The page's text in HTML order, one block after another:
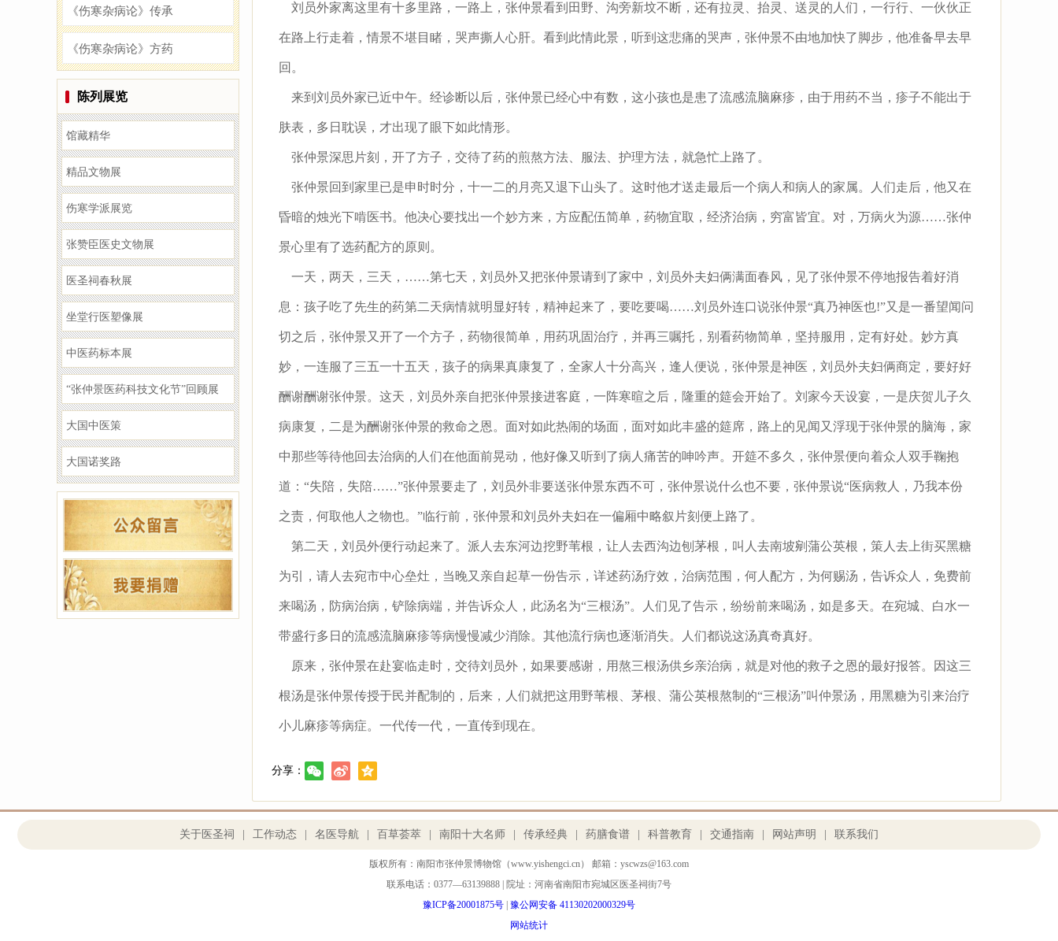
《伤寒杂病论》传承
《伤寒杂病论》方药
陈列展览
馆藏精华
精品文物展
伤寒学派展览
张赞臣医史文物展
医圣祠春秋展
坐堂行医塑像展
中医药标本展
“张仲景医药科技文化节”回顾展
大国中医策
大国诺奖路
刘员外家离这里有十多里路，一路上，张仲景看到田野、沟旁新坟不断，还有拉灵、抬灵、送灵的人们，一行行、一伙伙正
在路上行走着，情景不堪目睹，哭声撕人心肝。看到此情此景，听到这悲痛的哭声，张仲景不由地加快了脚步，他准备早去早
回。
来到刘员外家已近中午。经诊断以后，张仲景已经心中有数，这小孩也是患了流感流脑麻疹，由于用药不当，疹子不能出于
肤表，多日耽误，才出现了眼下如此情形。
张仲景深思片刻，开了方子，交待了药的煎熬方法、服法、护理方法，就急忙上路了。
张仲景回到家里已是申时时分，十一二的月亮又退下山头了。这时他才送走最后一个病人和病人的家属。人们走后，他又在
昏暗的烛光下啃医书。他决心要找出一个妙方来，方应配伍简单，药物宜取，经济治病，穷富皆宜。对，万病火为源……张仲
景心里有了选药配方的原则。
一天，两天，三天，……第七天，刘员外又把张仲景请到了家中，刘员外夫妇俩满面春风，见了张仲景不停地报告着好消
息：孩子吃了先生的药第二天病情就明显好转，精神起来了，要吃要喝……刘员外连口说张仲景“真乃神医也!”又是一番望闻问
切之后，张仲景又开了一个方子，药物很简单，用药巩固治疗，并再三嘱托，别看药物简单，坚持服用，定有好处。妙方真
妙，一连服了三五一十五天，孩子的病果真康复了，全家人十分高兴，逢人便说，张仲景是神医，刘员外夫妇俩商定，要好好
酬谢酬谢张仲景。这天，刘员外亲自把张仲景接进客庭，一阵寒暄之后，隆重的筵会开始了。刘家今天设宴，一是庆贺儿子久
病康复，二是为酬谢张仲景的救命之恩。面对如此热闹的场面，面对如此丰盛的筵席，路上的见闻又浮现于张仲景的脑海，家
中那些等待他回去治病的人们在他面前晃动，他好像又听到了病人痛苦的呻吟声。开筵不多久，张仲景便向着众人双手鞠抱
道：“失陪，失陪……”张仲景要走了，刘员外非要送张仲景东西不可，张仲景说什么也不要，张仲景说“医病救人，乃我本份
之责，何取他人之物也。”临行前，张仲景和刘员外夫妇在一偏厢中略叙片刻便上路了。
第二天，刘员外便行动起来了。派人去东河边挖野苇根，让人去西沟边刨茅根，叫人去南坡剜蒲公英根，策人去上街买黑糖
为引，请人去宛市中心垒灶，当晚又亲自起草一份告示，详述药汤疗效，治病范围，何人配方，为何赐汤，告诉众人，免费前
来喝汤，防病治病，铲除病端，并告诉众人，此汤名为“三根汤”。人们见了告示，纷纷前来喝汤，如是多天。在宛城、白水一
带盛行多日的流感流脑麻疹等病慢慢减少消除。其他流行病也逐渐消失。人们都说这汤真奇真好。
原来，张仲景在赴宴临走时，交待刘员外，如果要感谢，用熬三根汤供乡亲治病，就是对他的救子之恩的最好报答。因这三
根汤是张仲景传授于民并配制的，后来，人们就把这用野苇根、茅根、蒲公英根熬制的“三根汤”叫仲景汤，用黑糖为引来治疗
小儿麻疹等病症。一代传一代，一直传到现在。
分享：
关于医圣祠 工作动态 名医导航 百草荟萃 南阳十大名师 传承经典 药膳食谱 科普教育 交通指南 网站声明 联系我们
版权所有：南阳市张仲景博物馆（www.yishengci.cn） 邮箱：yscwzs@163.com
联系电话：0377—63139888 | 院址：河南省南阳市宛城区医圣祠街7号
豫ICP备20001875号 豫公网安备 41130202000329号
网站统计